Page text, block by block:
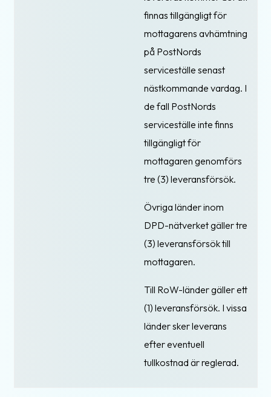
finnas tillgängligt för
mottagarens avhämtning
på PostNords
serviceställe senast
nästkommande vardag. I
de fall PostNords
serviceställe inte finns
tillgängligt för
mottagaren genomförs
tre (3) leveransförsök.
Övriga länder inom
DPD-nätverket gäller tre
(3) leveransförsök till
mottagaren.
Till RoW-länder gäller ett
(1) leveransförsök. I vissa
länder sker leverans
efter eventuell
tullkostnad är reglerad.